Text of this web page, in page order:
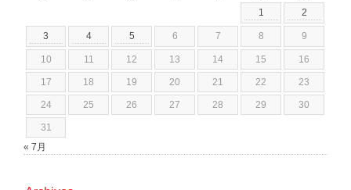
1 2
3 4 5 6 7 8 9
10 11 12 13 14 15 16
17 18 19 20 21 22 23
24 25 26 27 28 29 30
31
« 7月